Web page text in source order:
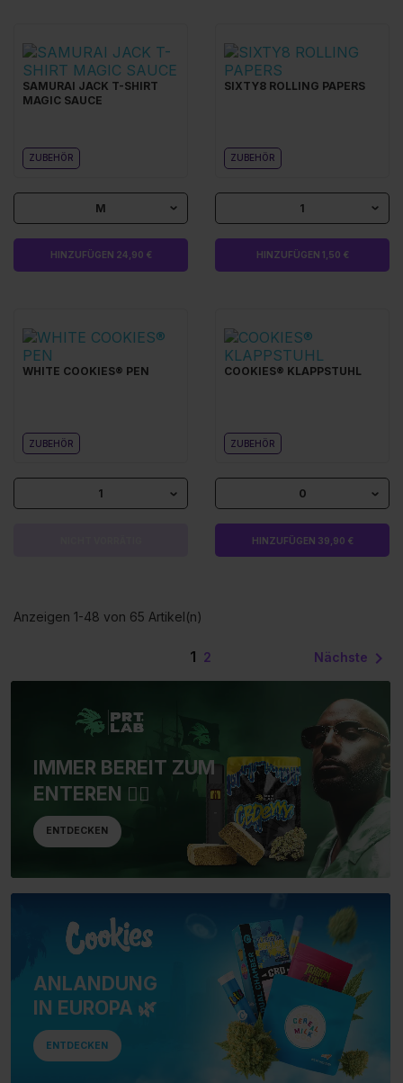
SAMURAI JACK T-SHIRT
MAGIC SAUCE
ZUBEHÖR
M
HINZUFÜGEN 24,90 €
SIXTY8 ROLLING PAPERS
ZUBEHÖR
1
HINZUFÜGEN 1,50 €
WHITE COOKIES® PEN
ZUBEHÖR
1
COOKIES® KLAPPSTUHL
ZUBEHÖR
0
HINZUFÜGEN 39,90 €
Anzeigen 1-48 von 65 Artikel(n)
1 2 Nächste 
IMMER BEREIT ZUM
ENTEREN 🏴‍☠️
ENTDECKEN
ANLANDUNG
IN EUROPA 🌿
ENTDECKEN